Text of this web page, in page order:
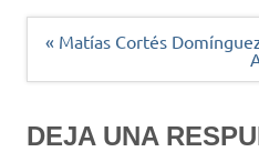
Navegación
« Matías Cortés
DEJA UNA